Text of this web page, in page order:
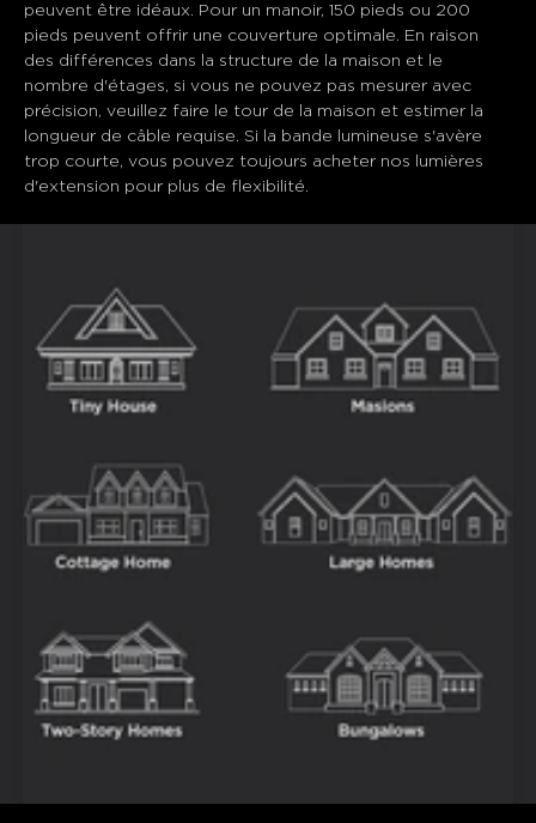
peuvent être idéaux. Pour un manoir, 150 pieds ou 200
pieds peuvent offrir une couverture optimale. En raison
des différences dans la structure de la maison et le
nombre d'étages, si vous ne pouvez pas mesurer avec
précision, veuillez faire le tour de la maison et estimer la
longueur de câble requise. Si la bande lumineuse s'avère
trop courte, vous pouvez toujours acheter nos lumières
d'extension pour plus de flexibilité.